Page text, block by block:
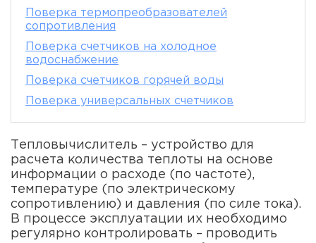
Поверка термопреобразователей
сопротивления
Поверка счетчиков на холодное
водоснабжение
Поверка счетчиков горячей воды
Поверка универсальных счетчиков
Тепловычислитель – устройство для
расчета количества теплоты на основе
информации о расходе (по частоте),
температуре (по электрическому
сопротивлению) и давления (по силе тока).
В процессе эксплуатации их необходимо
регулярно контролировать – проводить